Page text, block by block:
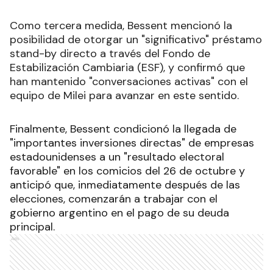
Como tercera medida, Bessent mencionó la
posibilidad de otorgar un "significativo" préstamo
stand-by directo a través del Fondo de
Estabilización Cambiaria (ESF), y confirmó que
han mantenido "conversaciones activas" con el
equipo de Milei para avanzar en este sentido.
Finalmente, Bessent condicionó la llegada de
"importantes inversiones directas" de empresas
estadounidenses a un "resultado electoral
favorable" en los comicios del 26 de octubre y
anticipó que, inmediatamente después de las
elecciones, comenzarán a trabajar con el
gobierno argentino en el pago de su deuda
principal.
Ads